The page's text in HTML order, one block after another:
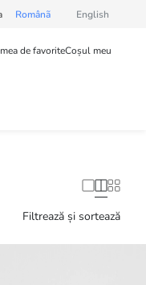
Românã English
de favoriteCoșul meu
Filtrează și sortează